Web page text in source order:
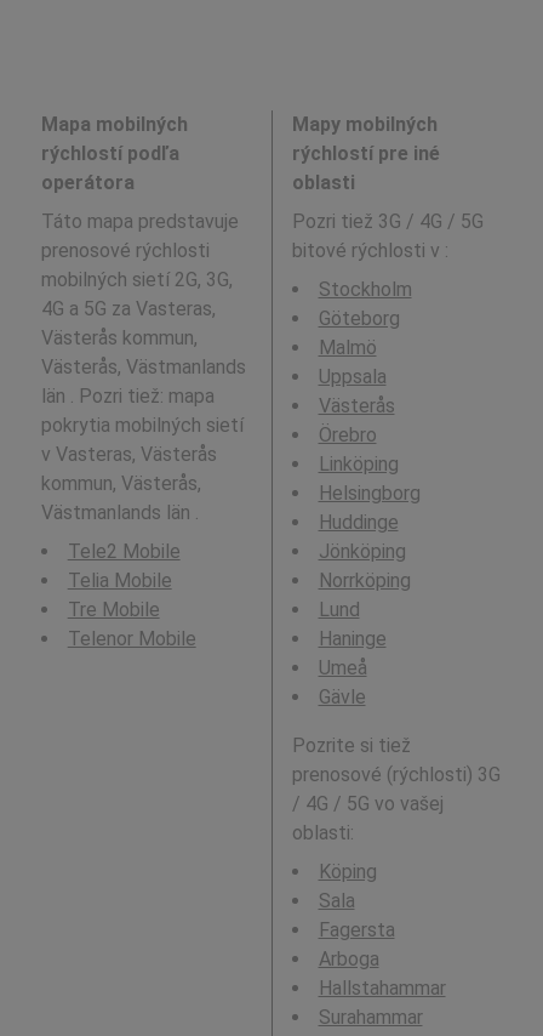
Mapa mobilných
rýchlostí podľa
operátora
Táto mapa predstavuje
prenosové rýchlosti
mobilných sietí 2G, 3G,
4G a 5G za Vasteras,
Västerås kommun,
Västerås, Västmanlands
län . Pozri tiež: mapa
pokrytia mobilných sietí
v Vasteras, Västerås
kommun, Västerås,
Västmanlands län .
Tele2 Mobile
Telia Mobile
Tre Mobile
Telenor Mobile
Mapy mobilných
rýchlostí pre iné
oblasti
Pozri tiež 3G / 4G / 5G
bitové rýchlosti v :
Stockholm
Göteborg
Malmö
Uppsala
Västerås
Örebro
Linköping
Helsingborg
Huddinge
Jönköping
Norrköping
Lund
Haninge
Umeå
Gävle
Pozrite si tiež
prenosové (rýchlosti) 3G
/ 4G / 5G vo vašej
oblasti:
Köping
Sala
Fagersta
Arboga
Hallstahammar
Surahammar